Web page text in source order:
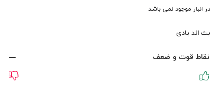
در انبار موجود نمی باشد
بث اند بادی
نقاط قوت و ضعف